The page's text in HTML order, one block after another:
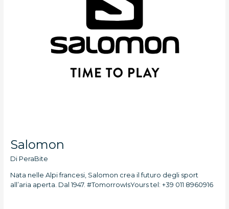
Salomon
Di PeraBite
Nata nelle Alpi francesi, Salomon crea il futuro degli sport
all’aria aperta. Dal 1947. #TomorrowIsYours tel: +39 011 8960916